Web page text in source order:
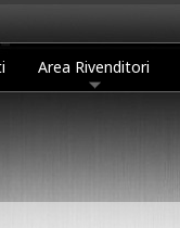
Area Rivenditori